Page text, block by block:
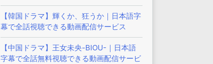
【韓国ドラマ】輝くか、狂うか｜日本語字
幕で全話視聴できる動画配信サービス
【中国ドラマ】王女未央-BIOU-｜日本語
字幕で全話無料視聴できる動画配信サービ